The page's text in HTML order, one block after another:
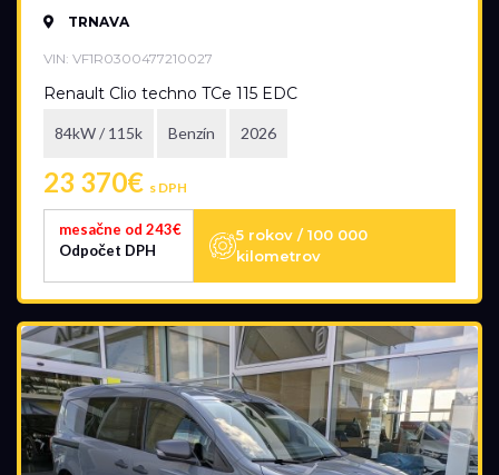
TRNAVA
VIN: VF1R0300477210027
Renault Clio techno TCe 115 EDC
84kW / 115k Benzín 2026
23 370€ s DPH
mesačne od 243€
Odpočet DPH
5 rokov / 100 000
kilometrov